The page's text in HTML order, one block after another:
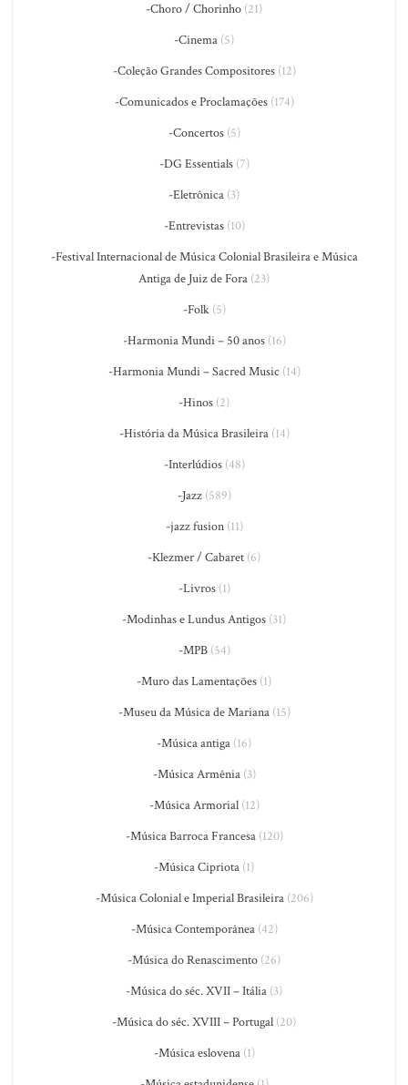
-Choro / Chorinho (21)
-Cinema (5)
-Coleção Grandes Compositores(12)
-Comunicados e Proclamações(174)
-Concertos(5)
-DG Essentials(7)
-Eletrônica (3)
-Entrevistas(10)
-Festival Internacional de Música Colonial Brasileira e Música
Antiga de Juiz de Fora (23)
-Folk(5)
-Harmonia Mundi – 50 anos(16)
-Harmonia Mundi – Sacred Music (14)
-Hinos (2)
-História da Música Brasileira(14)
-Interlúdios(48)
-Jazz(589)
-jazz fusion(11)
-Klezmer / Cabaret (6)
-Livros(1)
-Modinhas e Lundus Antigos (31)
-MPB(54)
-Muro das Lamentações (1)
-Museu da Música de Mariana(15)
-Música antiga (16)
-Música Armênia(3)
-Música Armorial(12)
-Música Barroca Francesa(120)
-Música Cipriota (1)
-Música Colonial e Imperial Brasileira(206)
-Música Contemporânea(42)
-Música do Renascimento (26)
-Música do séc. XVII – Itália (3)
-Música do séc. XVIII – Portugal (20)
-Música eslovena(1)